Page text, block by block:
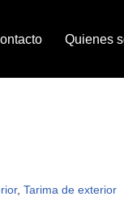
Quienes
, Tarima de exterior